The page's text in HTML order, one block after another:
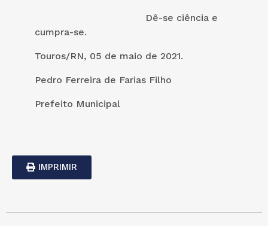
Dê-se ciência e
cumpra-se.
Touros/RN, 05 de maio de 2021.
Pedro Ferreira de Farias Filho
Prefeito Municipal
IMPRIMIR